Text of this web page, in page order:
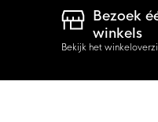
Bezoek
winkels
Bekijk het